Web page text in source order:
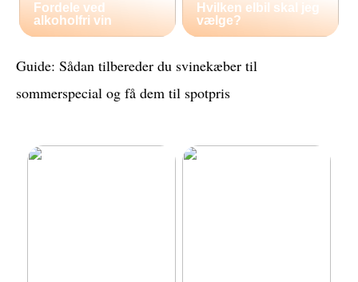
Fordele ved
alkoholfri vin
Hvilken elbil skal jeg
vælge?
Guide: Sådan tilbereder du svinekæber til
sommerspecial og få dem til spotpris